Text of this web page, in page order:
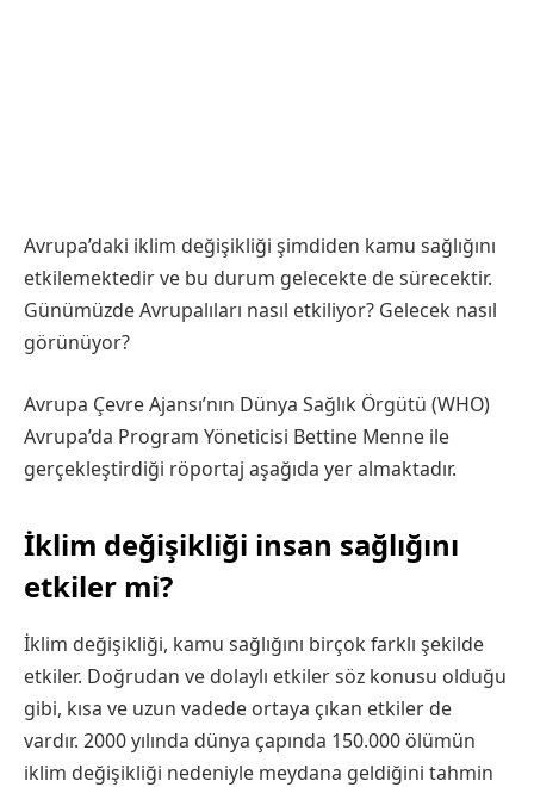
Avrupa’daki iklim değişikliği şimdiden kamu sağlığını
etkilemektedir ve bu durum gelecekte de sürecektir.
Günümüzde Avrupalıları nasıl etkiliyor? Gelecek nasıl
görünüyor?
Avrupa Çevre Ajansı’nın Dünya Sağlık Örgütü (WHO)
Avrupa’da Program Yöneticisi Bettine Menne ile
gerçekleştirdiği röportaj aşağıda yer almaktadır.
İklim değişikliği insan sağlığını
etkiler mi?
İklim değişikliği, kamu sağlığını birçok farklı şekilde
etkiler. Doğrudan ve dolaylı etkiler söz konusu olduğu
gibi, kısa ve uzun vadede ortaya çıkan etkiler de
vardır. 2000 yılında dünya çapında 150.000 ölümün
iklim değişikliği nedeniyle meydana geldiğini tahmin